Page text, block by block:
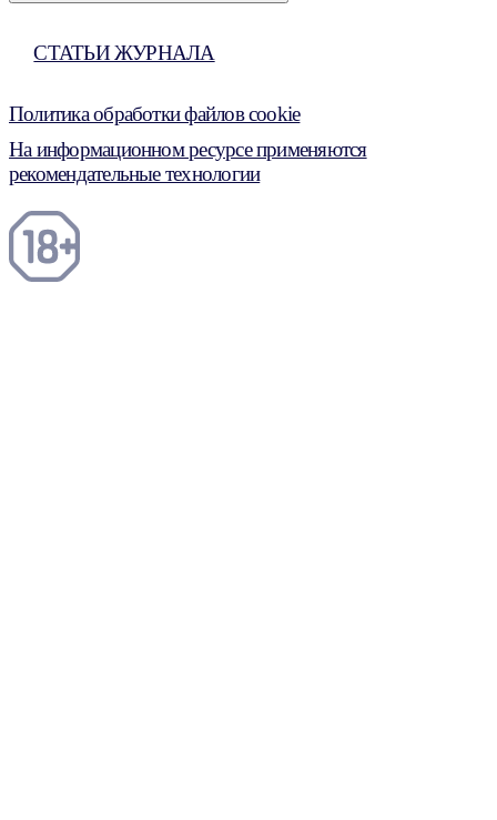
СТАТЬИ ЖУРНАЛА
Политика обработки файлов cookie
На информационном ресурсе применяются
рекомендательные технологии